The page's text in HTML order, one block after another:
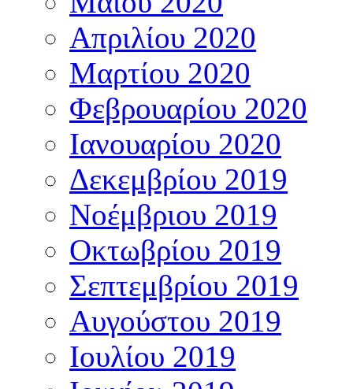
Απριλίου 2020
Μαρτίου 2020
Φεβρουαρίου 2020
Ιανουαρίου 2020
Δεκεμβρίου 2019
Νοέμβριου 2019
Οκτωβρίου 2019
Σεπτεμβρίου 2019
Αυγούστου 2019
Ιουλίου 2019